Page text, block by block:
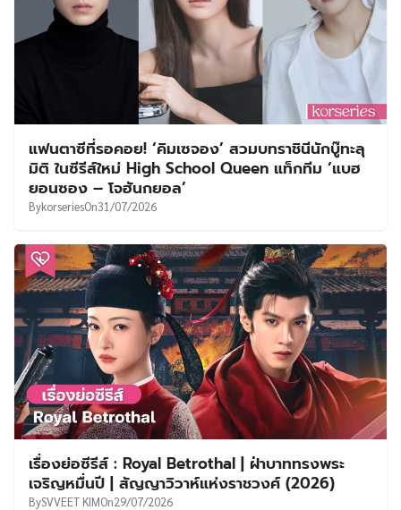
แฟนตาซีที่รอคอย! ‘คิมเซจอง’ สวมบทราชินีนักบู๊ทะลุ
มิติ ในซีรีส์ใหม่ High School Queen แท็กทีม ‘แบฮ
ยอนซอง – โจฮันกยอล’
BykorseriesOn31/07/2026
เรื่องย่อซีรีส์ : Royal Betrothal | ฝ่าบาททรงพระ
เจริญหมื่นปี | สัญญาวิวาห์แห่งราชวงศ์ (2026)
BySVVEET KIMOn29/07/2026